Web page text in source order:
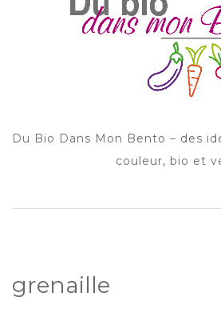
Du Bio Dans Mon Bento – des
couleur, bio et
grenaille